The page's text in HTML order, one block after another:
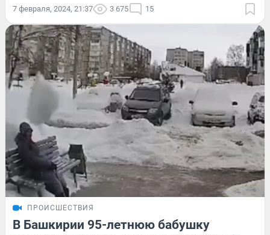
7 февраля, 2024, 21:37 3 675 15
ПРОИСШЕСТВИЯ
В Башкирии 95-летнюю бабушку